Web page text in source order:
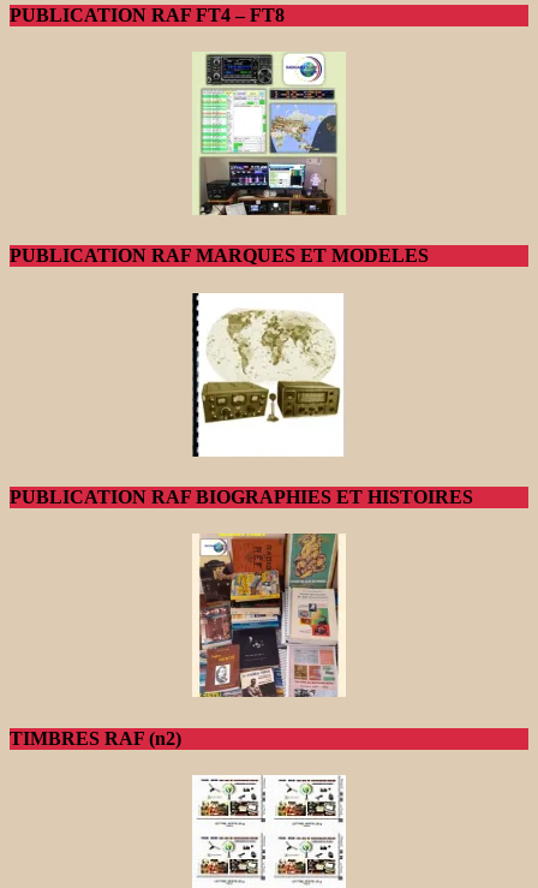
PUBLICATION RAF FT4 – FT8
PUBLICATION RAF MARQUES ET MODELES
PUBLICATION RAF BIOGRAPHIES ET HISTOIRES
TIMBRES RAF (n2)